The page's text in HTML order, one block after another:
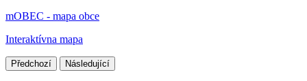
mOBEC - mapa obce
Interaktívna mapa
Předchozí Následující